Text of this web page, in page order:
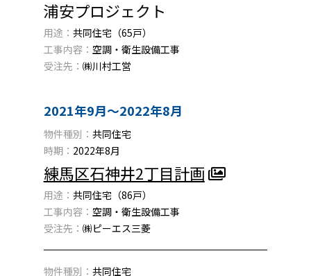
浦安プロジェクト
用途： 共同住宅（65戸）
工事内容： 空調・衛生設備工事
受注先： ㈱川村工営
2021年9月〜2022年8月
物件種別： 共同住宅
時期： 2022年8月
練馬区石神井2丁目計画
用途： 共同住宅（86戸）
工事内容： 空調・衛生設備工事
受注先： ㈱ピーエス三菱
物件種別： 共同住宅